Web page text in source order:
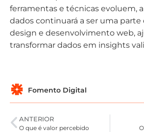
ferramentas e técnicas evoluem,
dados continuará a ser uma parte
design e desenvolvimento web,
transformar dados em insights
Fomento Digital
ANTERIOR
O que é valor percebido